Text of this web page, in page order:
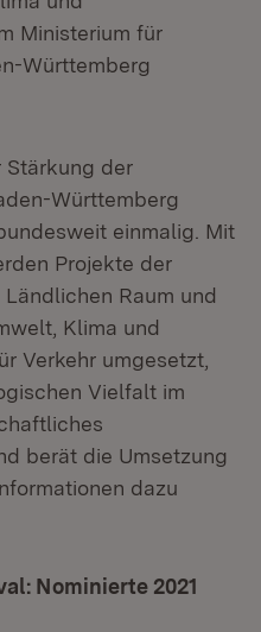
Ministerium für
Württemberg
Stärkung der
Württemberg
einmalig. Mit
Projekte der
Raum und
Klima und
Verkehr umgesetzt,
Vielfalt im
berät die Umsetzung
dazu
Nominierte 2021